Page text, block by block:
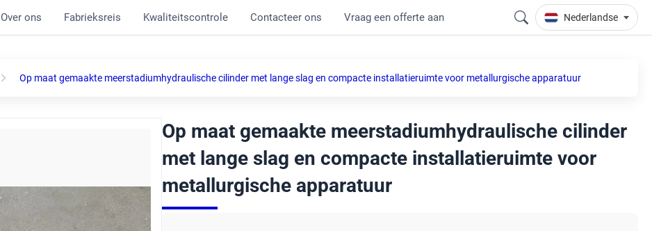
Over ons Fabrieksreis Kwaliteitscontrole Contacteer ons Vraag een offerte aan Nederlandse
Op maat gemaakte meerstadiumhydraulische cilinder met lange slag en compacte installatieruimte voor metallurgische apparatuur
Op maat gemaakte meerstadiumhydraulische cilinder
met lange slag en compacte installatieruimte voor
metallurgische apparatuur